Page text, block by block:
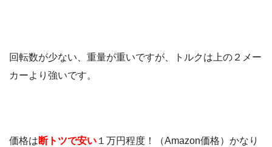
回転数が少ない、重量が重いですが、トルクは上の２メー
カーより強いです。
価格は断トツで安い １万円程度！（Amazon価格）かなり